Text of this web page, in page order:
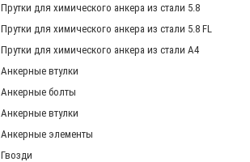
Прутки для химического анкера из стали 5.8
Прутки для химического анкера из стали 5.8 FL
Прутки для химического анкера из стали А4
Анкерные втулки
Анкерные болты
Анкерные втулки
Анкерные элементы
Гвозди